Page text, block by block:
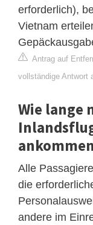
erforderlich),
Vietnam
Antrag auf
vollständige Antwort
Wie lange
Alle
die
andere im